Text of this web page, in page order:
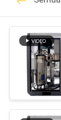
PRODUK
VIDEO
KAMI